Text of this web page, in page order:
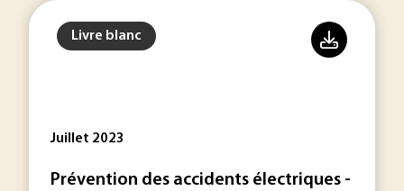
Livre blanc
Juillet 2023
Prévention des accidents électriques -